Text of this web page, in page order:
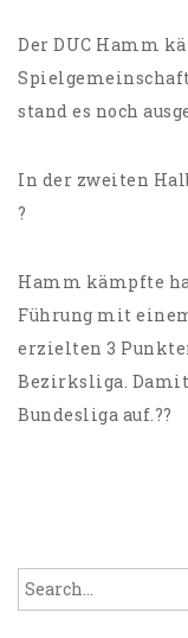
Der DUC Hamm
stand es noch
In der zweiten
?
Hamm kämpfte
Führung mit
erzielten 3
Bezirksliga.
Bundesliga auf.??